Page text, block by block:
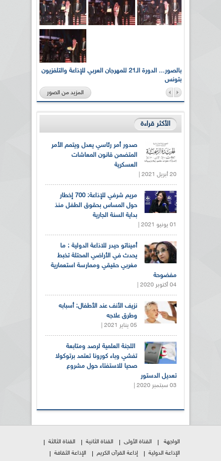
بالصور... الدورة الـ21 للمهرجان العربي للإذاعة والتلفزيون
بتونس
المزيد من الصور
الأكثر قراءة
صدور أمر رئاسي يعدل ويتمم الأمر
المتضمن قانون المعاشات
العسكرية
20 أبريل 2021 |
مريم شرفي للإذاعة: 700 إخطار
حول المساس بحقوق الطفل منذ
بداية السنة الجارية
01 يونيو 2021 |
أميناتو حيدر للاذاعة الدولية : ما
يحدث في الأراضي المحتلة تخبط
مغربي حقيقي وممارسة استعمارية
مفضوحة
04 أكتوبر 2020 |
نزيف الأنف عند الأطفال: أسبابه
وطرق علاجه
05 يناير 2021 |
اللجنة العلمية لرصد ومتابعة
تفشي وباء كورونا تعتمد برتوكولا
صحيا للاستفتاء حول مشروع
تعديل الدستور
03 سبتمبر 2020 |
الواجهة القناة الأولى القناة الثانية
القناة الثالثة
الإذاعة الدولية
إذاعة القرآن الكريم
الإذاعة الثقافة